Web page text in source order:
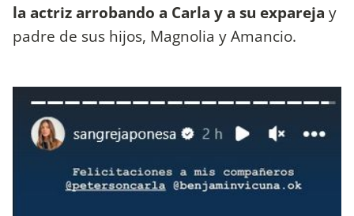
la actriz arrobando a Carla y a su expareja y
padre de sus hijos, Magnolia y Amancio.